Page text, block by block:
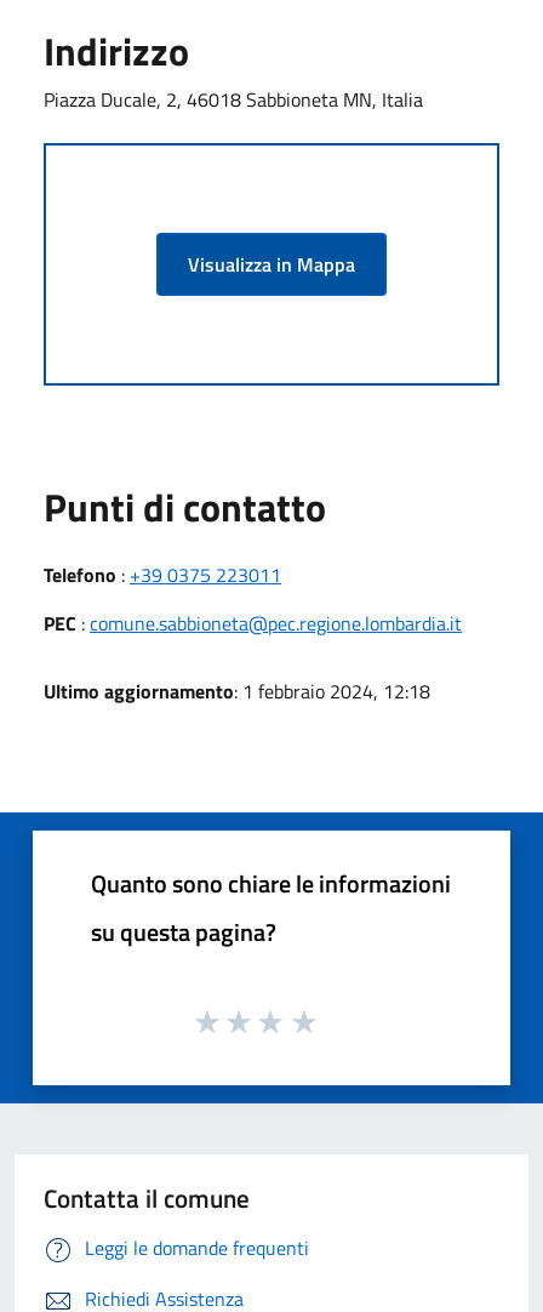
Indirizzo
Piazza Ducale, 2, 46018 Sabbioneta MN, Italia
Visualizza in Mappa
Punti di contatto
Telefono : +39 0375 223011
PEC :comune.sabbioneta@pec.regione.lombardia.it
Ultimo aggiornamento: 1 febbraio 2024, 12:18
Quanto sono chiare le informazioni
su questa pagina?
Contatta il comune
Leggi le domande frequenti
Richiedi Assistenza